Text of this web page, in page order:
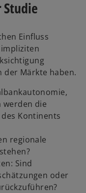
Einfluss
Märkte haben.
werden die
Kontinents
regionale
Sind
oder